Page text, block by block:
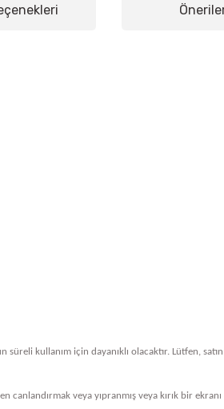
kullanım için dayanıklı olacaktır. Lütfen,
veya yıpranmış veya kırık bir